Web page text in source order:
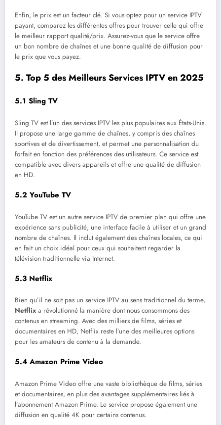
Enfin, le prix est un facteur clé. Si vous optez pour un service IPTV
payant, comparez les différentes offres pour trouver celle qui offre
le meilleur rapport qualité/prix. Assurez-vous que le service offre
un bon nombre de chaînes et une bonne qualité de diffusion pour
le prix que vous payez.
5. Top 5 des Meilleurs Services IPTV en 2025
5.1 Sling TV
Sling TV est l’un des services IPTV les plus populaires aux États-Unis.
Il propose une large gamme de chaînes, y compris des chaînes
sportives et de divertissement, et permet une personnalisation du
forfait en fonction des préférences des utilisateurs. Ce service est
compatible avec divers appareils et offre une qualité de diffusion
en HD.
5.2 YouTube TV
YouTube TV est un autre service IPTV de premier plan qui offre une
expérience sans publicité, une interface facile à utiliser et un grand
nombre de chaînes. Il inclut également des chaînes locales, ce qui
en fait un choix idéal pour ceux qui souhaitent regarder la
télévision traditionnelle via Internet.
5.3 Netflix
Bien qu’il ne soit pas un service IPTV au sens traditionnel du terme,
Netflix a révolutionné la manière dont nous consommons des
contenus en streaming. Avec des milliers de films, séries et
documentaires en HD, Netflix reste l’une des meilleures options
pour les amateurs de contenu à la demande.
5.4 Amazon Prime Video
Amazon Prime Video offre une vaste bibliothèque de films, séries
et documentaires, en plus des avantages supplémentaires liés à
l’abonnement Amazon Prime. Le service propose également une
diffusion en qualité 4K pour certains contenus.